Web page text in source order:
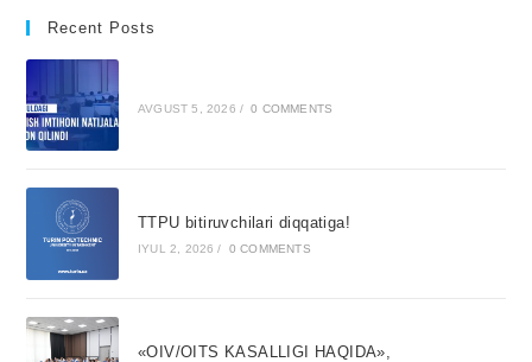
Recent Posts
AVGUST 5, 2026 / 0 COMMENTS
TTPU bitiruvchilari diqqatiga!
IYUL 2, 2026 / 0 COMMENTS
«OIV/OITS KASALLIGI HAQIDA»,